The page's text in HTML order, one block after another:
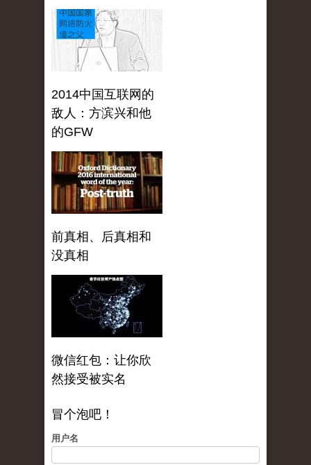
2014中国互联网的
敌人：方滨兴和他
的GFW
前真相、后真相和
没真相
微信红包：让你欣
然接受被实名
冒个泡吧！
用户名